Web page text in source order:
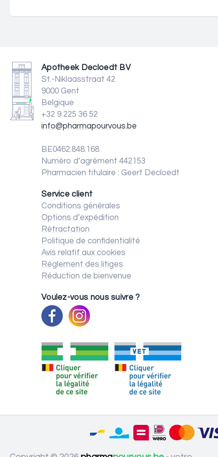
Apotheek Decloedt BV
St.-Niklaasstraat 42
9000 Gent
Belgique
+32 9 225 36 52
info@pharmapourvous.be
BE0462.848.168
Numéro d’agrément 442153
Pharmacien titulaire : Geert Decloedt
Service client
Conditions générales
Options d’expédition
Rétractation
Politique de confidentialité
Avis relatif aux cookies
Règlement des litiges
Réduction de bienvenue
Voulez-vous nous suivre ?